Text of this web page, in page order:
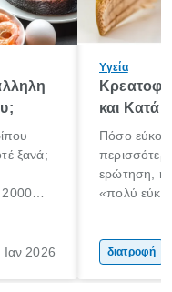
ξανά;
2000
νερό,
Ιαν 2026
Υγεία
και Κατά
Πόσο
ερώτηση, η
«πολύ
ακόμα
γιατί θα
διατροφή